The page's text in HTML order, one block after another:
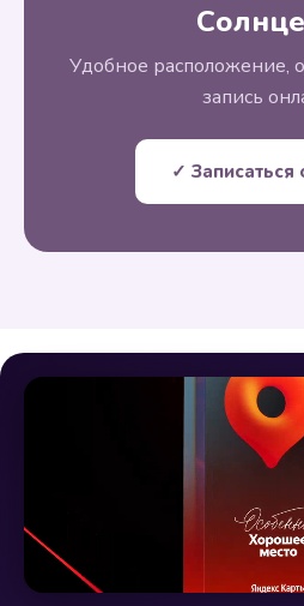
Удобное расположение,
запись
✓ Записаться